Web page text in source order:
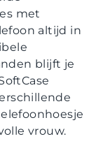
met
altijd in
blijft je
vrouw.